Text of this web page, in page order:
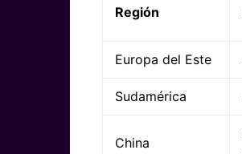
Región
Europa del Este
Sudamérica
China